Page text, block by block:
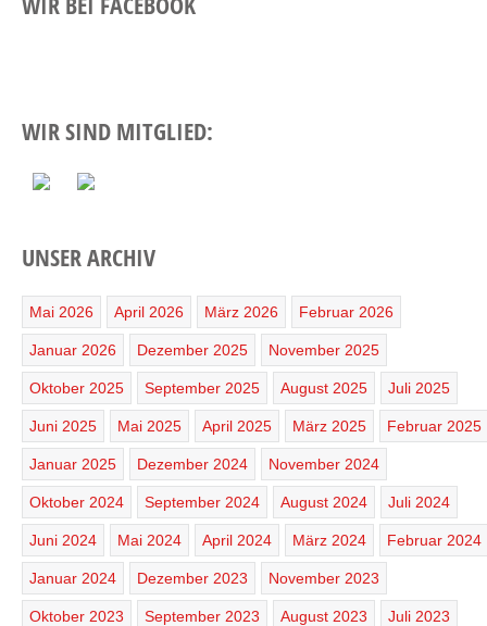
WIR SIND MITGLIED:
UNSER ARCHIV
Mai 2026 April 2026 März 2026 Februar 2026
Januar 2026 Dezember 2025 November 2025
Oktober 2025 September 2025 August 2025 Juli 2025
Juni 2025 Mai 2025 April 2025 März 2025 Februar 2025
Januar 2025 Dezember 2024 November 2024
Oktober 2024 September 2024 August 2024 Juli 2024
Juni 2024 Mai 2024 April 2024 März 2024 Februar 2024
Januar 2024 Dezember 2023 November 2023
Oktober 2023 September 2023 August 2023 Juli 2023